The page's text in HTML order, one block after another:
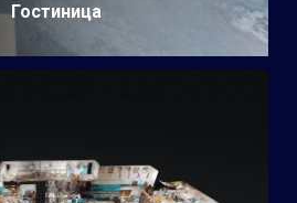
Гостиница